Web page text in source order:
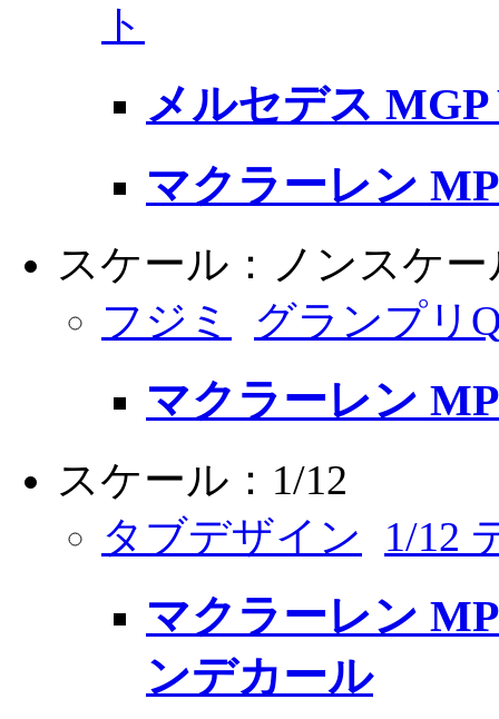
ト
メルセデス MGP
マクラーレン
スケール：ノンスケー
フジミ
グランプリ
マクラーレン
スケール：1/12
タブデザイン
1/12
マクラーレン
ンデカール